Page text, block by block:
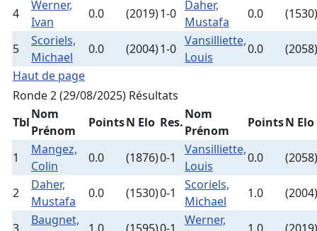
4
Werner,
Ivan
0.0 (2019)1-0
Daher,
Mustafa
0.0 (1530)
5
Scoriels,
Michael
0.0 (2004)1-0
Vansilliette,
Louis
0.0
(2058)
Haut de page
Ronde 2 (29/08/2025) Résultats
Tbl
Nom
Prénom
PointsN Elo Res.
Nom
Prénom
PointsN Elo
1
Mangez,
Colin
0.0 (1876)0-1
Vansilliette,
Louis
0.0 (2058)
2
Daher,
Mustafa
0.0 (1530)0-1
Scoriels,
Michael
1.0 (2004)
Baugnet,
Werner,